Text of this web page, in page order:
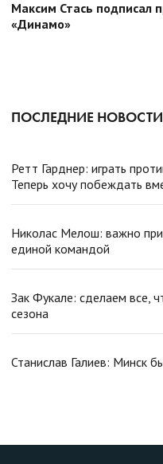
Максим Стась подписал
«Динамо»
ПОСЛЕДНИЕ
Ретт Гарднер: играть
Теперь хочу побеждать
Николас Мелош: важно
единой командой
Зак Фукале: сделаем все,
сезона
Станислав Галиев: Минск